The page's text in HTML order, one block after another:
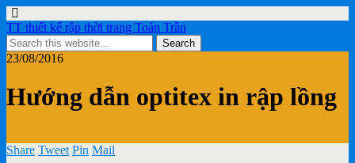
TT thiết kế rập thời trang Toán Trần
23/08/2016
Hướng dẫn optitex in rập lồng
Share Tweet Pin Mail